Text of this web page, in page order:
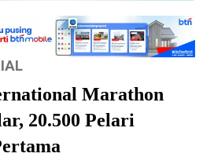
Marathon
20.500 Pelari